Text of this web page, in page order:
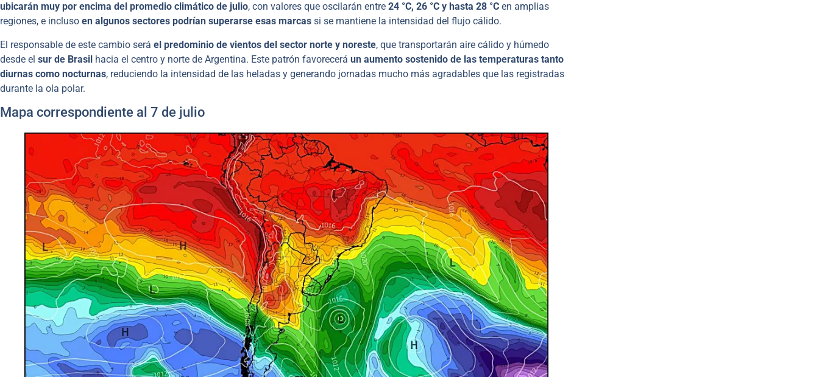
ubicarán muy por encima del promedio climático de julio, con valores que oscilarán entre 24 °C, 26 °C y hasta 28 °C en amplias
regiones, e incluso en algunos sectores podrían superarse esas marcas si se mantiene la intensidad del flujo cálido.
El responsable de este cambio será el predominio de vientos del sector norte y noreste, que transportarán aire cálido y húmedo
desde el sur de Brasil hacia el centro y norte de Argentina. Este patrón favorecerá un aumento sostenido de las temperaturas tanto
diurnas como nocturnas, reduciendo la intensidad de las heladas y generando jornadas mucho más agradables que las registradas
durante la ola polar.
Mapa correspondiente al 7 de julio